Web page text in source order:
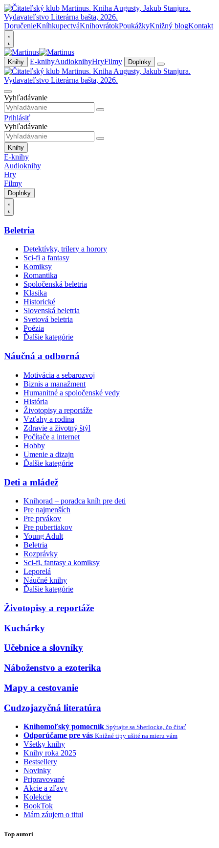
DoručenieKníhkupectváKnihovrátokPoukážkyKnižný blogKontakt
Knihy E-knihyAudioknihyHryFilmy Doplnky
Vyhľadávanie
Prihlásiť
Vyhľadávanie
Knihy
E-knihy
Audioknihy
Hry
Filmy
Doplnky
Beletria
Detektívky, trilery a horory
Sci-fi a fantasy
Komiksy
Romantika
Spoločenská beletria
Klasika
Historické
Slovenská beletria
Svetová beletria
Poézia
Ďalšie kategórie
Náučná a odborná
Motivácia a sebarozvoj
Biznis a manažment
Humanitné a spoločenské vedy
História
Životopisy a reportáže
Vzťahy a rodina
Zdravie a životný štýl
Počítače a internet
Hobby
Umenie a dizajn
Ďalšie kategórie
Deti a mládež
Knihorad – poradca kníh pre deti
Pre najmenších
Pre prvákov
Pre pubertiakov
Young Adult
Beletria
Rozprávky
Sci-fi, fantasy a komiksy
Leporelá
Náučné knihy
Ďalšie kategórie
Životopisy a reportáže
Kuchárky
Učebnice a slovníky
Náboženstvo a ezoterika
Mapy a cestovanie
Cudzojazyčná literatúra
Knihomoľský pomocník Spýtajte sa Sherlocka, čo čítať
Odporúčame pre vás Knižné tipy ušité na mieru vám
Všetky knihy
Knihy roka 2025
Bestsellery
Novinky
Pripravované
Akcie a zľavy
Kolekcie
BookTok
Mám záujem o titul
Top autori